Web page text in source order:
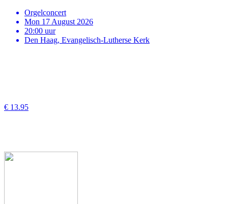
Orgelconcert
Mon 17 August 2026
20:00 uur
Den Haag, Evangelisch-Lutherse Kerk
€ 13.95